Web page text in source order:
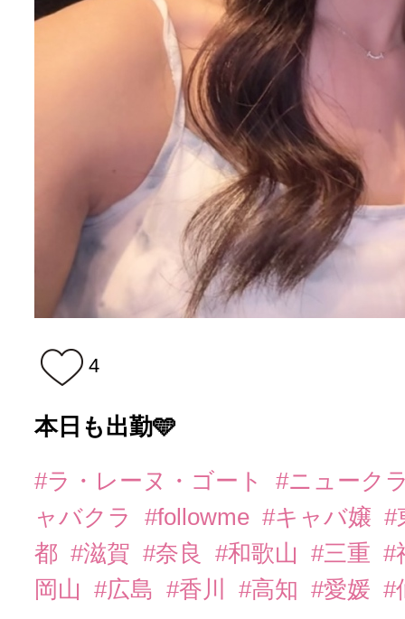
4
本日も出勤🩵
#ラ・レーヌ・ゴート
#ニューク
ャバクラ
#followme #キャバ嬢 #
都 #滋賀 #奈良 #和歌山 #三重 #
岡山
#広島 #香川 #高知 #愛媛 #